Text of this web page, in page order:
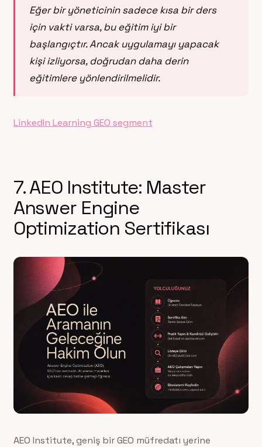
Eğer bir yöneticinin sadece kısa bir ders
için vakti varsa, bu eğitim iyi bir
başlangıçtır. Ancak uygulamayı yapacak
kişi izliyorsa, doğrudan daha derin
eğitimlere yönlendirilmelidir.
LinkedIn Learning GEO segment
7. AEO Institute: Master
Answer Engine
Optimization Sertifikası
AEO Institute, geniş bir GEO müfredatı yerine